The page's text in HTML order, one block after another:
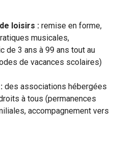
loisirs : remise en forme,
musicales,
de 3 ans à 99 ans tout au
de vacances scolaires)
des associations hébergées
à tous (permanences
accompagnement vers